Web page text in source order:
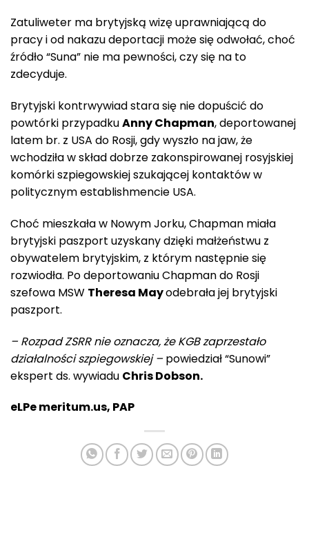
Zatuliweter ma brytyjską wizę uprawniającą do
pracy i od nakazu deportacji może się odwołać, choć
źródło “Suna” nie ma pewności, czy się na to
zdecyduje.
Brytyjski kontrwywiad stara się nie dopuścić do
powtórki przypadkuAnny Chapman, deportowanej
latem br. z USA do Rosji, gdy wyszło na jaw, że
wchodziła w skład dobrze zakonspirowanej rosyjskiej
komórki szpiegowskiej szukającej kontaktów w
politycznym establishmencie USA.
Choć mieszkała w Nowym Jorku, Chapman miała
brytyjski paszport uzyskany dzięki małżeństwu z
obywatelem brytyjskim, z którym następnie się
rozwiodła. Po deportowaniu Chapman do Rosji
szefowa MSW Theresa Mayodebrała jej brytyjski
paszport.
– Rozpad ZSRR nie oznacza, że KGB zaprzestało
działalności szpiegowskiej – powiedział “Sunowi”
ekspert ds. wywiadu Chris Dobson.
eLPe meritum.us, PAP